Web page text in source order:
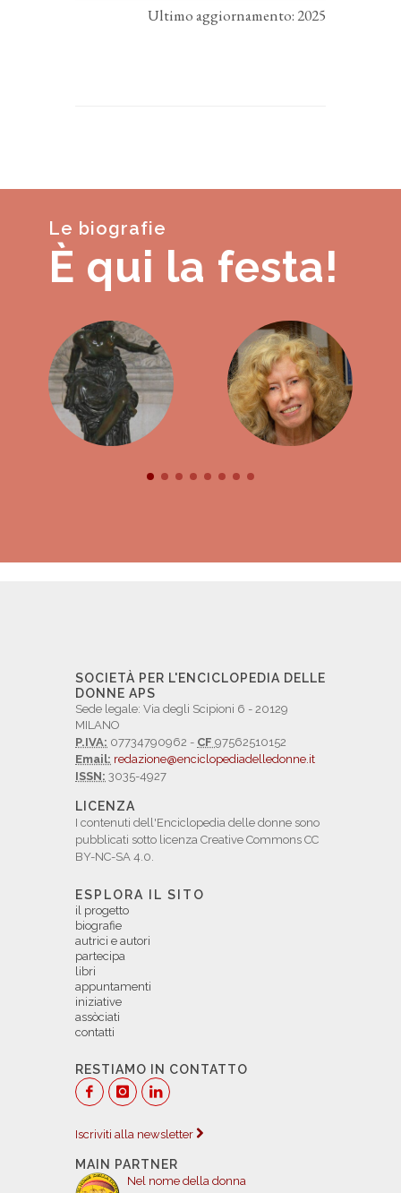
Ultimo aggiornamento: 2025
Le biografie
È qui la festa!
SOCIETÀ PER L'ENCICLOPEDIA DELLE
DONNE APS
Sede legale: Via degli Scipioni 6 - 20129
MILANO
P.IVA: 07734790962 - CF 97562510152
Email: redazione@enciclopediadelledonne.it
ISSN: 3035-4927
LICENZA
I contenuti dell'Enciclopedia delle donne sono
pubblicati sotto licenza Creative Commons CC
BY-NC-SA 4.0.
ESPLORA IL SITO
il progetto
biografie
autrici e autori
partecipa
libri
appuntamenti
iniziative
assòciati
contatti
RESTIAMO IN CONTATTO
Iscriviti alla newsletter
MAIN PARTNER
Nel nome della donna